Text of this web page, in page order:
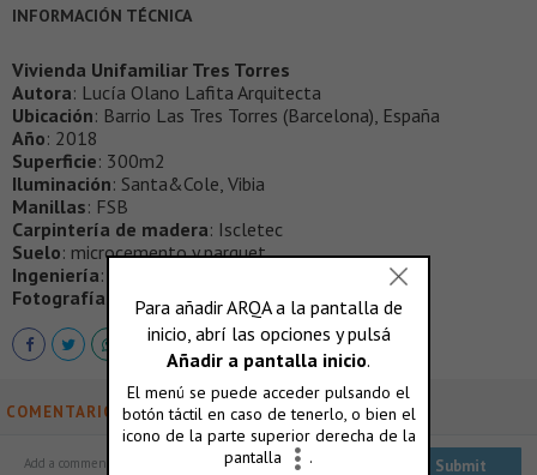
INFORMACIÓN TÉCNICA
Vivienda Unifamiliar Tres Torres
Autora: Lucía Olano Lafita Arquitecta
Ubicación: Barrio Las Tres Torres (Barcelona), España
Año: 2018
Superficie: 300m2
Iluminación: Santa&Cole, Vibia
Manillas: FSB
Carpintería de madera: Iscletec
Suelo: microcemento y parquet
Ingeniería: Progetic
Fotografías
: Marcela Grassi
COMENTARIOS